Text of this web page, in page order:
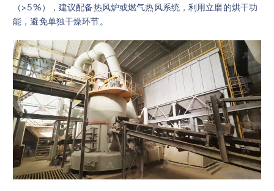
（>5%），建议配备热风炉或燃气热风系统，利用立磨的烘干功
能，避免单独干燥环节。